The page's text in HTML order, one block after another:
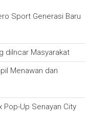
Sport Generasi Baru
diIncar Masyarakat
Menawan dan
Pop-Up Senayan City